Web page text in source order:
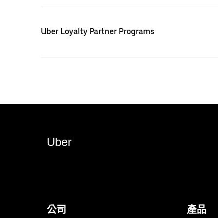
Uber Loyalty Partner Programs
Uber
公司 產品